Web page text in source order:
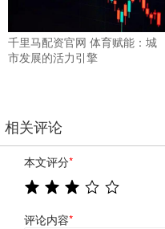
千里马配资官网 体育赋能：城
市发展的活力引擎
相关评论
本文评分*
评论内容*